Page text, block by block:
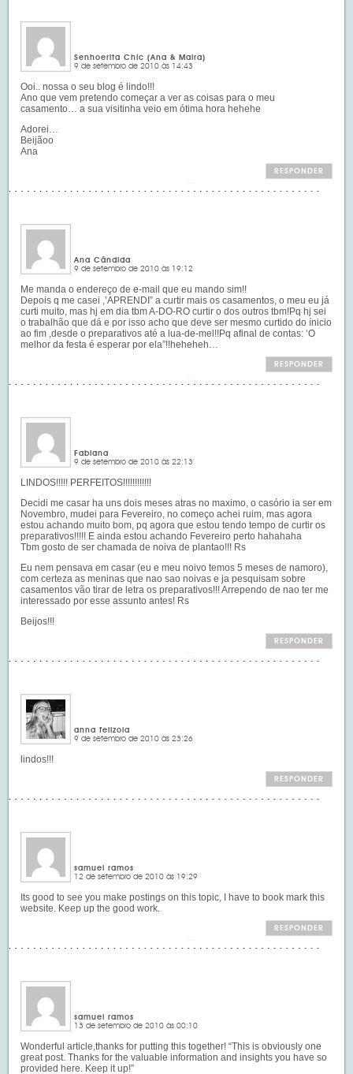
Senhoerita Chic (Ana & Maira)
9 de setembro de 2010 às 14:43
Ooi.. nossa o seu blog é lindo!!!
Ano que vem pretendo começar a ver as coisas para o meu
casamento… a sua visitinha veio em ótima hora hehehe
Adorei…
Beijãoo
Ana
RESPONDER
Ana Cândida
9 de setembro de 2010 às 19:12
Me manda o endereço de e-mail que eu mando sim!!
Depois q me casei ,’APRENDI” a curtir mais os casamentos, o meu eu já
curti muito, mas hj em dia tbm A-DO-RO curtir o dos outros tbm!Pq hj sei
o trabalhão que dá e por isso acho que deve ser mesmo curtido do ínicio
ao fim ,desde o preparativos até a lua-de-mel!!Pq afinal de contas: ‘O
melhor da festa é esperar por ela”!!heheheh…
RESPONDER
Fabiana
9 de setembro de 2010 às 22:13
LINDOS!!!!! PERFEITOS!!!!!!!!!!!!
Decidi me casar ha uns dois meses atras no maximo, o casório ia ser em
Novembro, mudei para Fevereiro, no começo achei ruim, mas agora
estou achando muito bom, pq agora que estou tendo tempo de curtir os
preparativos!!!!! E ainda estou achando Fevereiro perto hahahaha
Tbm gosto de ser chamada de noiva de plantao!!! Rs
Eu nem pensava em casar (eu e meu noivo temos 5 meses de namoro),
com certeza as meninas que nao sao noivas e ja pesquisam sobre
casamentos vão tirar de letra os preparativos!!! Arrependo de nao ter me
interessado por esse assunto antes! Rs
Beijos!!!
RESPONDER
anna felizola
9 de setembro de 2010 às 23:26
lindos!!!
RESPONDER
samuel ramos
12 de setembro de 2010 às 19:29
Its good to see you make postings on this topic, I have to book mark this
website. Keep up the good work.
RESPONDER
samuel ramos
13 de setembro de 2010 às 00:10
Wonderful article,thanks for putting this together! “This is obviously one
great post. Thanks for the valuable information and insights you have so
provided here. Keep it up!”